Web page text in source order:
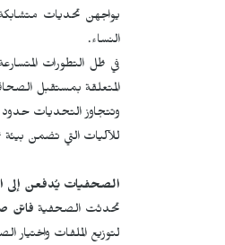
يواجهن تحديات متشابكة
النساء.
في ظل التطورات
المتعلقة بمستقبل
وتتجاوز التحديات حدود
للآليات التي تضمن
الصحفيات يُدفعن إلى
تحدثت الصحفية فاتن
لتوزيع الملفات واختيار